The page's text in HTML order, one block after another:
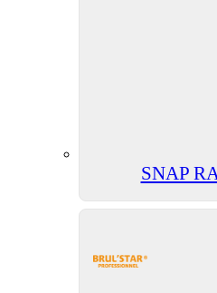
SNAP